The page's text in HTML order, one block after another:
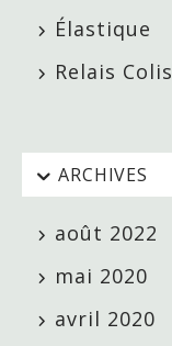
Élastique
Relais Colis
ARCHIVES
août 2022
mai 2020
avril 2020